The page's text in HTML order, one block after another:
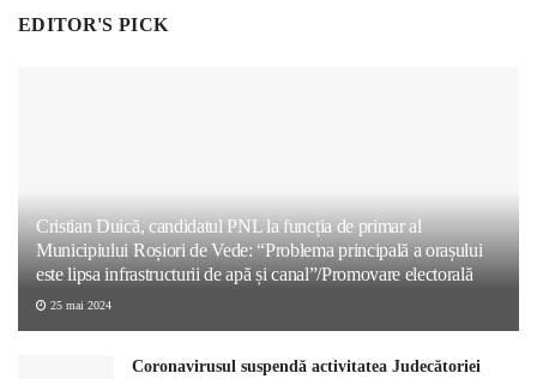
EDITOR'S PICK
Cristian Duică, candidatul PNL la funcția de primar al
Municipiului Roșiori de Vede: “Problema principală a orașului
este lipsa infrastructurii de apă și canal”/Promovare electorală
25 mai 2024
Coronavirusul suspendă activitatea Judecătoriei